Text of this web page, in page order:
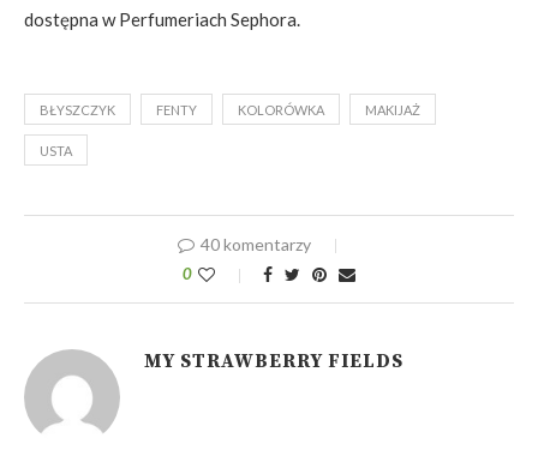
dostępna w Perfumeriach Sephora.
BŁYSZCZYK FENTY KOLORÓWKA MAKIJAŻ
USTA
40 komentarzy
0
MY STRAWBERRY FIELDS